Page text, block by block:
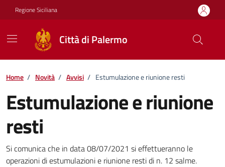
Vai ai contenuti
Vai al footer
Regione Siciliana
Città di Palermo
Home / Novità / Avvisi / Estumulazione e riunione resti
Estumulazione e riunione
resti
Dettagli della notizia
Si comunica che in data 08/07/2021 si effettueranno le
operazioni di estumulazioni e riunione resti di n. 12 salme.